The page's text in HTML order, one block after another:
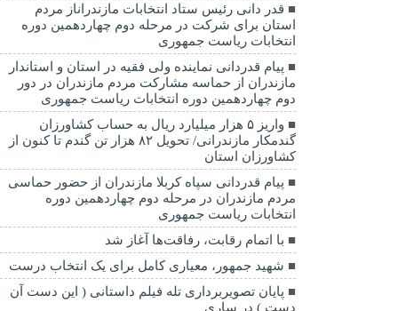
قدر دانی رئیس ستاد انتخابات مازندراناز مردم
استان برای شرکت در مرحله دوم چهاردهمین دوره
انتخابات ریاست جمهوری
پیام قدردانی نماینده ولی فقیه در استان و استاندار
مازندران از حماسه مشارکت مردم مازندران در دور
دوم چهاردهمین دوره انتخابات ریاست جمهوری
واریز ۵ هزار میلیارد ریال به حساب کشاورزان
گندمکار مازندرانی/ تحویل ۸۲ هزار تن گندم تا کنون از
کشاورزان استان
پیام قدردانی سپاه کربلا مازندران از حضور حماسی
مردم مازندران در مرحله دوم چهاردهمین دوره
انتخابات ریاست جمهوری
با اتمام رقابت، رفاقت‌ها آغاز شد
شهید جمهور، معیاری کامل برای یک انتخاب درست
پایان تصویربرداری تله فیلم داستانی ( این دست آن
دست ) در ساری